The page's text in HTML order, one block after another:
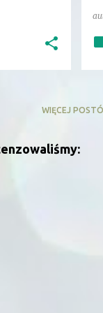
WIĘCEJ